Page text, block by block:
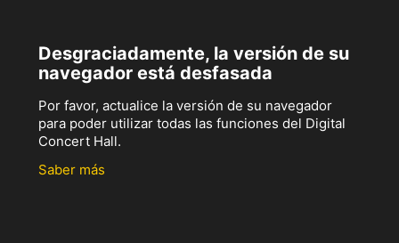
Desgraciadamente, la versión de su
navegador está desfasada
Por favor, actualice la versión de su navegador
para poder utilizar todas las funciones del Digital
Concert Hall.
Saber más